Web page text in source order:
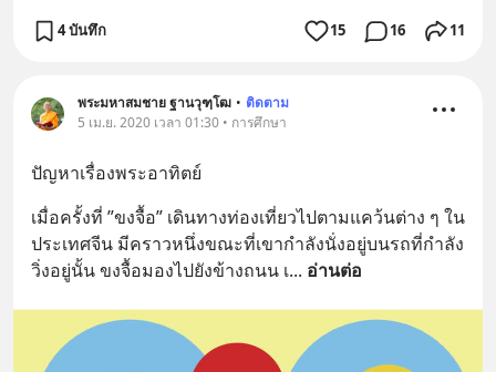
4 บันทึก 15 16 11
พระมหาสมชาย ฐานวุฑฺโฒ • ติดตาม
5 เม.ย. 2020 เวลา 01:30 • การศึกษา
ปัญหาเรื่องพระอาทิตย์
เมื่อครั้งที่ ”ขงจื้อ” เดินทางท่องเที่ยวไปตามแคว้นต่าง ๆ ใน
ประเทศจีน มีคราวหนึ่งขณะที่เขากำลังนั่งอยู่บนรถที่กำลัง
วิ่งอยู่นั้น ขงจื้อมองไปยังข้างถนน เ... อ่านต่อ